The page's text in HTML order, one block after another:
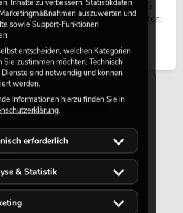
sind bewegliche Scheinwerfer für
Sie werden bei Festivals, Stadtfesten,
Architekturinszenierungen und
eingesetzt.
Artikel
Inhalte zu verbessern, Statistikdaten
auszuwerten und
sowie Support-Funktionen
entscheiden, welchen Kategorien
Sie zustimmen möchten. Technisch
sind notwendig und können
werden.
Informationen hierzu finden Sie in
.
erforderlich
& Statistik